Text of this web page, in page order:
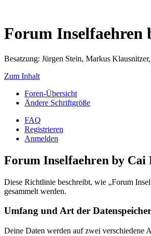
Forum Inselfaehren
Besatzung: Jürgen Stein, Markus
Zum Inhalt
Foren-Übersicht
Ändere Schriftgröße
FAQ
Registrieren
Anmelden
Forum Inselfaehren by
Diese Richtlinie beschreibt, wie „Forum
gesammelt werden.
Umfang und Art der
Deine Daten werden auf zwei verschiedene